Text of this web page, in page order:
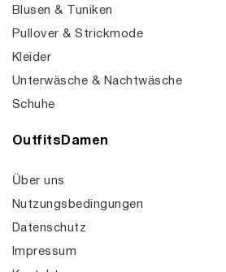
Blusen & Tuniken
Pullover & Strickmode
Kleider
Unterwäsche & Nachtwäsche
Schuhe
OutfitsDamen
Über uns
Nutzungsbedingungen
Datenschutz
Impressum